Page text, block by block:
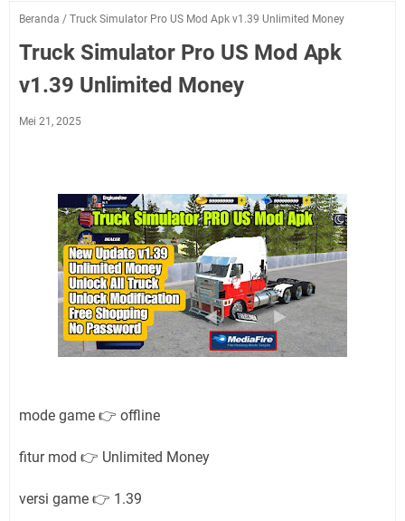
Beranda / Truck Simulator Pro US Mod Apk v1.39 Unlimited Money
Truck Simulator Pro US Mod Apk
v1.39 Unlimited Money
Mei 21, 2025
mode game 👉 offline
fitur mod 👉 Unlimited Money
versi game 👉 1.39